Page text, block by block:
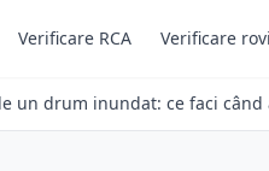
Verificare RCA Verificare
un drum inundat: ce faci când